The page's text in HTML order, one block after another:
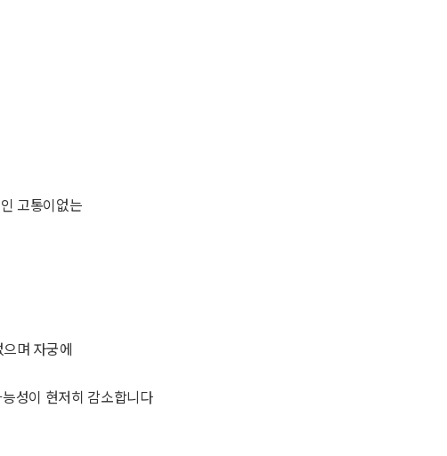
고통이없는
며 자궁에
성이 현저히 감소합니다